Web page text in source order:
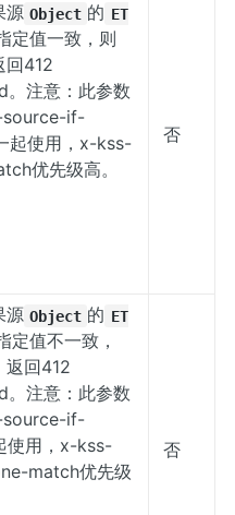
源 Object 的 ET
定值一致，则
回412
注意：此参数
if-
起使用，x-kss-
优先级高。
否
源 Object 的 ET
定值不一致，
返回412
注意：此参数
if-
使用，x-kss-
match优先级
否